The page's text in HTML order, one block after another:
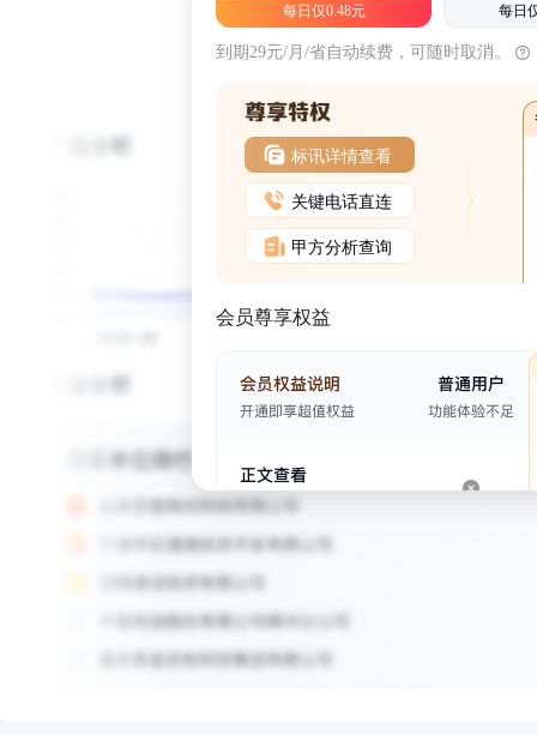
每日仅0.48元 每日
到期29元/月/省自动续费，可随时取消。
标讯详情查看
关键电话直连
甲方分析查询
会员尊享权益